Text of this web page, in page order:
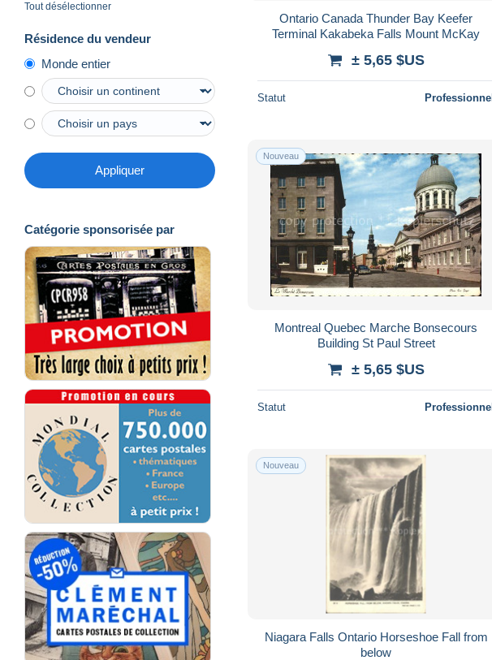
Tout désélectionner
Résidence du vendeur
Monde entier
Appliquer
Catégorie sponsorisée par
Ontario Canada Thunder Bay Keefer
Terminal Kakabeka Falls Mount McKay
± 5,65 $US
Statut Professionnel
Nouveau
Montreal Quebec Marche Bonsecours
Building St Paul Street
± 5,65 $US
Statut Professionnel
Nouveau
Niagara Falls Ontario Horseshoe Fall from
below